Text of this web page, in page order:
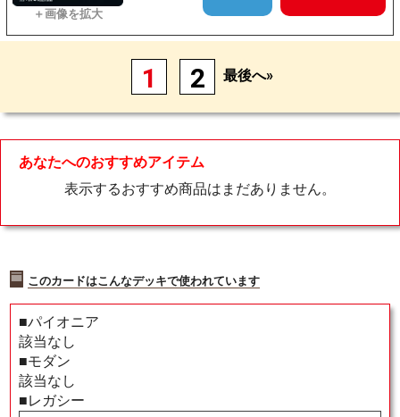
1 2 最後へ»
あなたへのおすすめアイテム
表示するおすすめ商品はまだありません。
このカードはこんなデッキで使われています
■パイオニア
該当なし
■モダン
該当なし
■レガシー